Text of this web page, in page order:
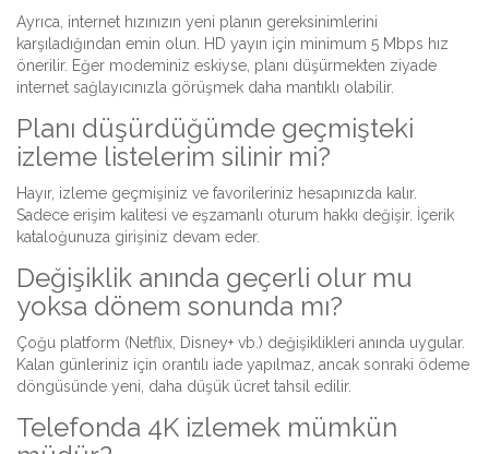
Ayrıca, internet hızınızın yeni planın gereksinimlerini
karşıladığından emin olun. HD yayın için minimum 5 Mbps hız
önerilir. Eğer modeminiz eskiyse, planı düşürmekten ziyade
internet sağlayıcınızla görüşmek daha mantıklı olabilir.
Planı düşürdüğümde geçmişteki
izleme listelerim silinir mi?
Hayır, izleme geçmişiniz ve favorileriniz hesapınızda kalır.
Sadece erişim kalitesi ve eşzamanlı oturum hakkı değişir. İçerik
kataloğunuza girişiniz devam eder.
Değişiklik anında geçerli olur mu
yoksa dönem sonunda mı?
Çoğu platform (Netflix, Disney+ vb.) değişiklikleri anında uygular.
Kalan günleriniz için orantılı iade yapılmaz, ancak sonraki ödeme
döngüsünde yeni, daha düşük ücret tahsil edilir.
Telefonda 4K izlemek mümkün